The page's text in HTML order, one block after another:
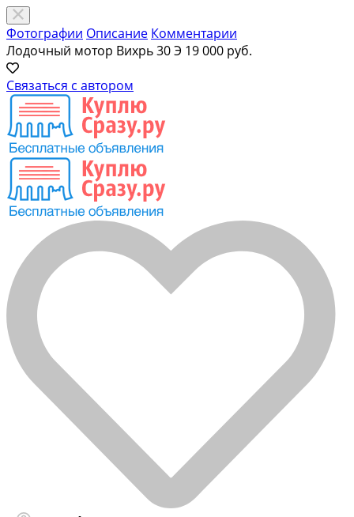
Фотографии Описание Комментарии
Лодочный мотор Вихрь 30 Э 19 000 руб.
Связаться с автором